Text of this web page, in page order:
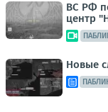
ВС РФ
центр
Новые